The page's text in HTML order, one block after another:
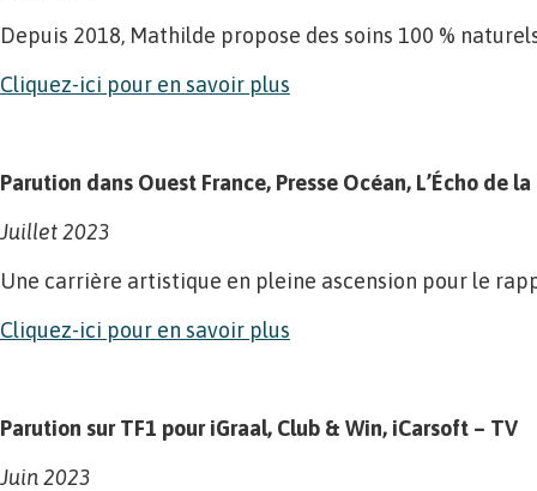
Depuis 2018, Mathilde propose des soins 100 %
Cliquez-ici pour en savoir plus
Parution dans Ouest France, Presse Océan, L’Écho de
Juillet 2023
Une carrière artistique en pleine ascension pour le
Cliquez-ici pour en savoir plus
Parution sur TF1 pour iGraal, Club & Win, iCarsoft – TV
Juin 2023